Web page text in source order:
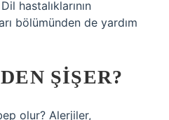
hastalıklarının
bölümünden de yardım
ŞIŞER?
olur? Alerjiler,